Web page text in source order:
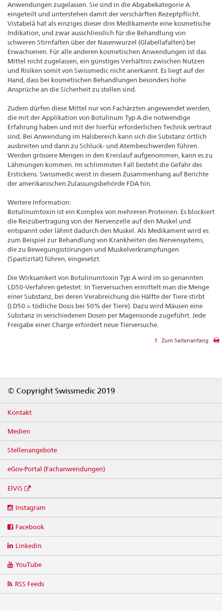
Anwendungen zugelassen. Sie sind in die Abgabekategorie A
eingeteilt und unterstehen damit der verschärften Rezeptpflicht.
Vistabelâ hat als einziges dieser drei Medikamente eine kosmetische
Indikation, und zwar ausschliesslich für die Behandlung von
schweren Stirnfalten über der Nasenwurzel (Glabellafalten) bei
Erwachsenen. Für alle anderen kosmetischen Anwendungen ist das
Mittel nicht zugelassen, ein günstiges Verhältnis zwischen Nutzen
und Risiken somit von Swissmedic nicht anerkannt. Es liegt auf der
Hand, dass bei kosmetischen Behandlungen besonders hohe
Ansprüche an die Sicherheit zu stellen sind.
Zudem dürfen diese Mittel nur von Fachärzten angewendet werden,
die mit der Applikation von Botulinum Typ A die notwendige
Erfahrung haben und mit der hierfür erforderlichen Technik vertraut
sind. Bei Anwendung im Halsbereich kann sich die Substanz örtlich
ausbreiten und dann zu Schluck- und Atembeschwerden führen.
Werden grössere Mengen in den Kreislauf aufgenommen, kann es zu
Lähmungen kommen. Im schlimmsten Fall besteht die Gefahr des
Erstickens. Swissmedic weist in diesem Zusammenhang auf Berichte
der amerikanischen Zulassungsbehörde FDA hin.
Weitere Information:
Botulinumtoxin ist ein Komplex von mehreren Proteinen. Es blockiert
die Reizübertragung von der Nervenzelle auf den Muskel und
entspannt oder lähmt dadurch den Muskel. Als Medikament wird es
zum Beispiel zur Behandlung von Krankheiten des Nervensystems,
die zu Bewegungsstörungen und Muskelverkrampfungen
(Spastizität) führen, eingesetzt.
Die Wirksamkeit von Botulinumtoxin Typ A wird im so genannten
LD50-Verfahren getestet: In Tierversuchen ermittelt man die Menge
einer Substanz, bei deren Verabreichung die Hälfte der Tiere stirbt
(LD50 = tödliche Dosis bei 50% der Tiere). Dazu wird Mäusen eine
Substanz in verschiedenen Dosen per Magensonde zugeführt. Jede
Freigabe einer Charge erfordert neue Tierversuche.
Zum Seitenanfang
© Copyright Swissmedic 2019
Kontakt
Medien
Stellenangebote
eGov-Portal (Fachanwendungen)
ElViS
media
Instagram
Facebook
Linkedin
YouTube
RSS Feeds